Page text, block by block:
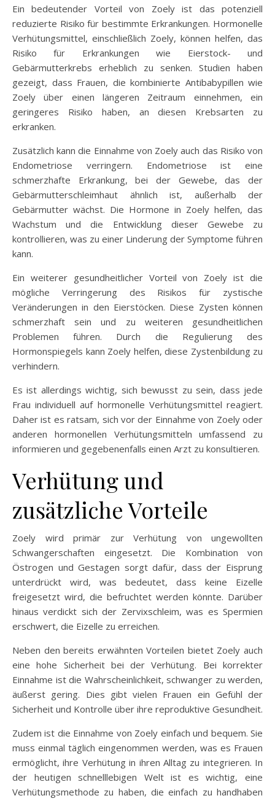
Ein bedeutender Vorteil von Zoely ist das potenziell
reduzierte Risiko für bestimmte Erkrankungen. Hormonelle
Verhütungsmittel, einschließlich Zoely, können helfen, das
Risiko für Erkrankungen wie Eierstock- und
Gebärmutterkrebs erheblich zu senken. Studien haben
gezeigt, dass Frauen, die kombinierte Antibabypillen wie
Zoely über einen längeren Zeitraum einnehmen, ein
geringeres Risiko haben, an diesen Krebsarten zu
erkranken.
Zusätzlich kann die Einnahme von Zoely auch das Risiko von
Endometriose verringern. Endometriose ist eine
schmerzhafte Erkrankung, bei der Gewebe, das der
Gebärmutterschleimhaut ähnlich ist, außerhalb der
Gebärmutter wächst. Die Hormone in Zoely helfen, das
Wachstum und die Entwicklung dieser Gewebe zu
kontrollieren, was zu einer Linderung der Symptome führen
kann.
Ein weiterer gesundheitlicher Vorteil von Zoely ist die
mögliche Verringerung des Risikos für zystische
Veränderungen in den Eierstöcken. Diese Zysten können
schmerzhaft sein und zu weiteren gesundheitlichen
Problemen führen. Durch die Regulierung des
Hormonspiegels kann Zoely helfen, diese Zystenbildung zu
verhindern.
Es ist allerdings wichtig, sich bewusst zu sein, dass jede
Frau individuell auf hormonelle Verhütungsmittel reagiert.
Daher ist es ratsam, sich vor der Einnahme von Zoely oder
anderen hormonellen Verhütungsmitteln umfassend zu
informieren und gegebenenfalls einen Arzt zu konsultieren.
Verhütung und
zusätzliche Vorteile
Zoely wird primär zur Verhütung von ungewollten
Schwangerschaften eingesetzt. Die Kombination von
Östrogen und Gestagen sorgt dafür, dass der Eisprung
unterdrückt wird, was bedeutet, dass keine Eizelle
freigesetzt wird, die befruchtet werden könnte. Darüber
hinaus verdickt sich der Zervixschleim, was es Spermien
erschwert, die Eizelle zu erreichen.
Neben den bereits erwähnten Vorteilen bietet Zoely auch
eine hohe Sicherheit bei der Verhütung. Bei korrekter
Einnahme ist die Wahrscheinlichkeit, schwanger zu werden,
äußerst gering. Dies gibt vielen Frauen ein Gefühl der
Sicherheit und Kontrolle über ihre reproduktive Gesundheit.
Zudem ist die Einnahme von Zoely einfach und bequem. Sie
muss einmal täglich eingenommen werden, was es Frauen
ermöglicht, ihre Verhütung in ihren Alltag zu integrieren. In
der heutigen schnelllebigen Welt ist es wichtig, eine
Verhütungsmethode zu haben, die einfach zu handhaben